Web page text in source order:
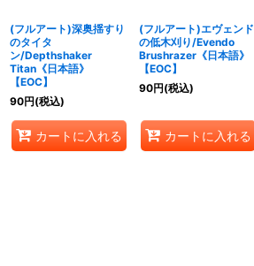
(フルアート)深奥揺すり
のタイタ
ン/Depthshaker
Titan《日本語》
【EOC】
90円(税込)
カートに入れる
(フルアート)エヴェンド
の低木刈り/Evendo
Brushrazer《日本語》
【EOC】
90円(税込)
カートに入れる